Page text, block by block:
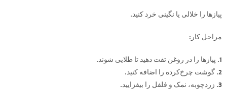
پیازها را خلالی یا نگینی خرد کنید.
مراحل کار:
پیازها را در روغن تفت دهید تا طلایی شوند.
گوشت چرخ‌کرده را اضافه کنید.
زردچوبه، نمک و فلفل را بیفزایید.